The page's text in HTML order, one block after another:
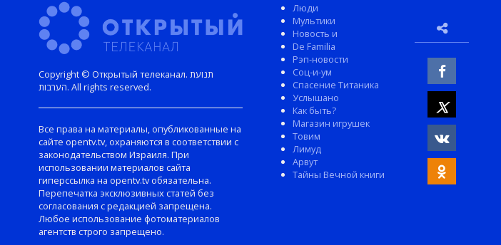
Copyright © Открытый телеканал. תנועת
הערבות. All rights reserved.
Все права на материалы, опубликованные на
сайте opentv.tv, охраняются в соответствии с
законодательством Израиля. При
использовании материалов сайта
гиперссылка на opentv.tv обязательна.
Перепечатка эксклюзивных статей без
согласования с редакцией запрещена.
Любое использование фотоматериалов
агентств строго запрещено.
Люди
Мультики
Новость и
De Familia
Рэп-новости
Соц-и-ум
Спасение Титаника
Услышано
Как быть?
Магазин игрушек
Товим
Лимуд
Арвут
Тайны Вечной книги